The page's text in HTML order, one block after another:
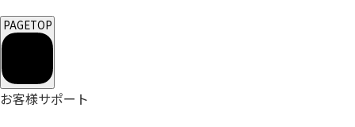
PAGETOP
お客様サポート